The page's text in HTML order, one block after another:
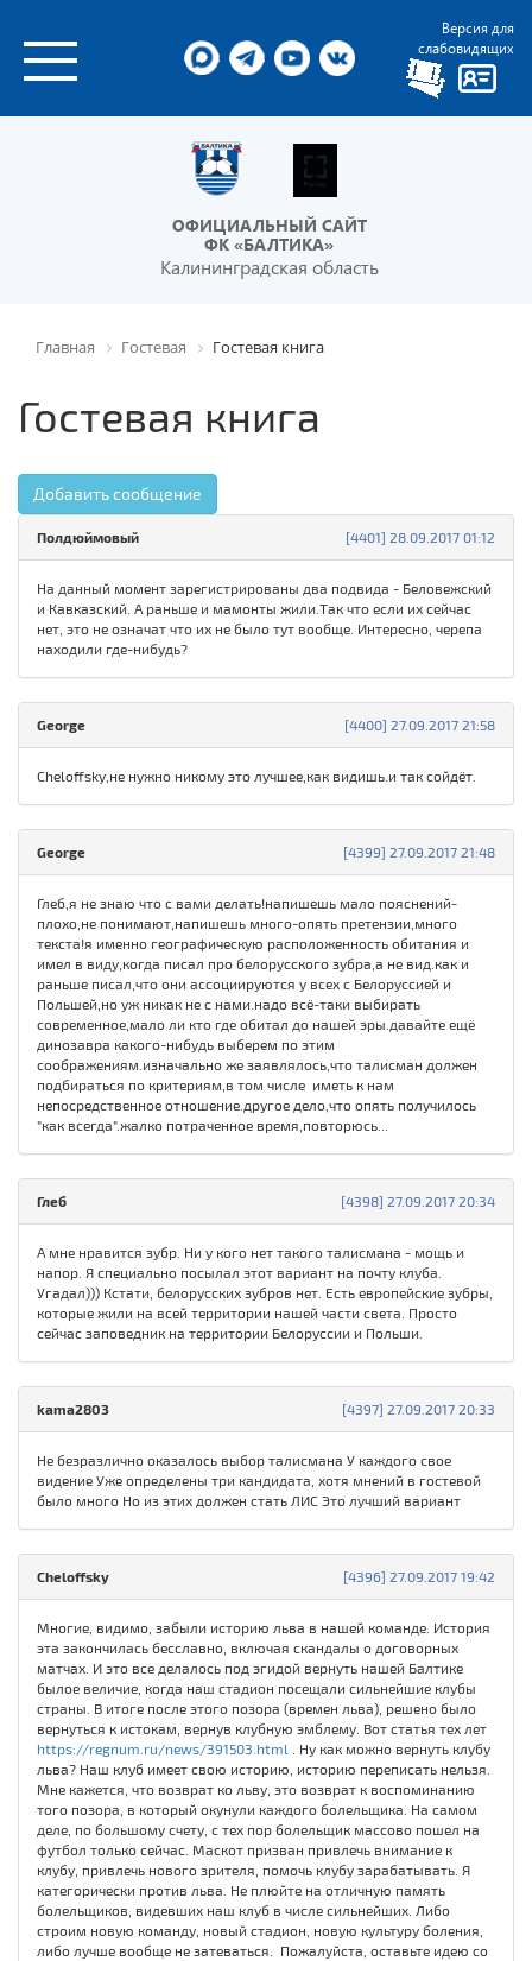
Версия для
слабовидящих
ОФИЦИАЛЬНЫЙ САЙТ
ФК «БАЛТИКА»
Калининградская область
Главная Гостевая Гостевая книга
Гостевая книга
Добавить сообщение
[4401] 28.09.2017 01:12
Полдюймовый
На данный момент зарегистрированы два подвида - Беловежский
и Кавказский. А раньше и мамонты жили.Так что если их сейчас
нет, это не означат что их не было тут вообще. Интересно, черепа
находили где-нибудь?
[4400] 27.09.2017 21:58
George
Cheloffsky,не нужно никому это лучшее,как видишь.и так сойдёт.
[4399] 27.09.2017 21:48
George
Глеб,я не знаю что с вами делать!напишешь мало пояснений-
плохо,не понимают,напишешь много-опять претензии,много
текста!я именно географическую расположенность обитания и
имел в виду,когда писал про белорусского зубра,а не вид.как и
раньше писал,что они ассоциируются у всех с Белоруссией и
Польшей,но уж никак не с нами.надо всё-таки выбирать
современное,мало ли кто где обитал до нашей эры.давайте ещё
динозавра какого-нибудь выберем по этим
соображениям.изначально же заявлялось,что талисман должен
подбираться по критериям,в том числе иметь к нам
непосредственное отношение.другое дело,что опять получилось
"как всегда".жалко потраченное время,повторюсь...
[4398] 27.09.2017 20:34
Глеб
А мне нравится зубр. Ни у кого нет такого талисмана - мощь и
напор. Я специально посылал этот вариант на почту клуба.
Угадал))) Кстати, белорусских зубров нет. Есть европейские зубры,
которые жили на всей территории нашей части света. Просто
сейчас заповедник на территории Белоруссии и Польши.
[4397] 27.09.2017 20:33
kama2803
Не безразлично оказалось выбор талисмана У каждого свое
видение Уже определены три кандидата, хотя мнений в гостевой
было много Но из этих должен стать ЛИС Это лучший вариант
[4396] 27.09.2017 19:42
Cheloffsky
Многие, видимо, забыли историю льва в нашей команде. История
эта закончилась бесславно, включая скандалы о договорных
матчах. И это все делалось под эгидой вернуть нашей Балтике
былое величие, когда наш стадион посещали сильнейшие клубы
страны. В итоге после этого позора (времен льва), решено было
вернуться к истокам, вернув клубную эмблему. Вот статья тех лет
https://regnum.ru/news/391503.html
. Ну как можно вернуть клубу
льва? Наш клуб имеет свою историю, историю переписать нельзя.
Мне кажется, что возврат ко льву, это возврат к воспоминанию
того позора, в который окунули каждого болельщика. На самом
деле, по большому счету, с тех пор болельщик массово пошел на
футбол только сейчас. Маскот призван привлечь внимание к
клубу, привлечь нового зрителя, помочь клубу зарабатывать. Я
категорически против льва. Не плюйте на отличную память
болельщиков, видевших наш клуб в числе сильнейших. Либо
строим новую команду, новый стадион, новую культуру боления,
либо лучше вообще не затеваться. Пожалуйста, оставьте идею со